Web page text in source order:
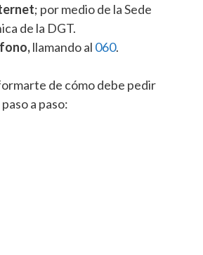
; por medio de la Sede
de la DGT.
llamando al 060.
de cómo debe pedir
a paso: